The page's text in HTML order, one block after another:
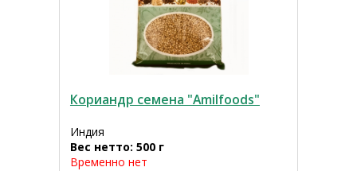
Кориандр семена "Amilfoods"
Индия
Вес нетто: 500 г
Временно нет